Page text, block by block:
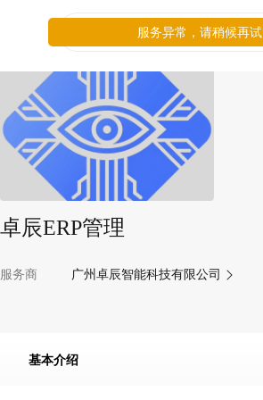
卓辰ERP管理
服务商 广州卓辰智能科技有限公司
基本介绍
服务异常，请稍候再试